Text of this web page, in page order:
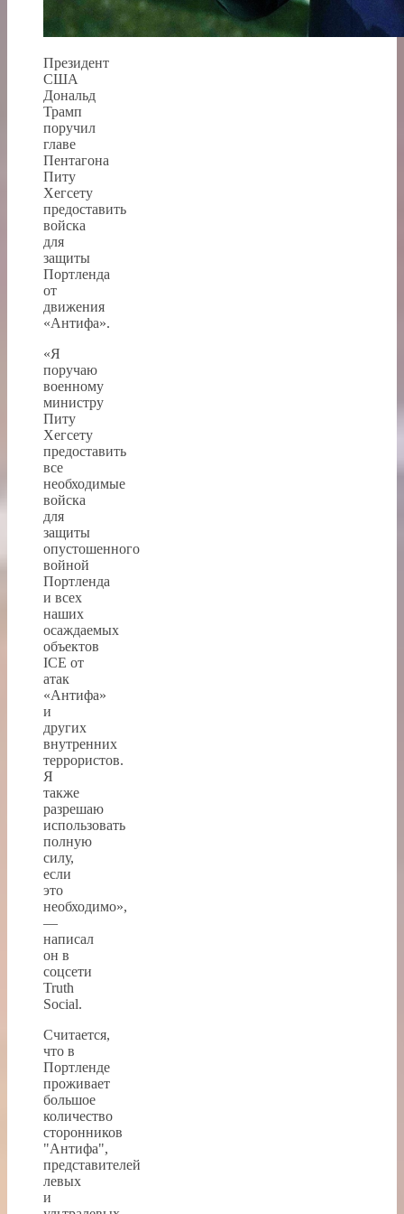
Президент
США
Дональд
Трамп
поручил
главе
Пентагона
Питу
Хегсету
предоставить
войска
для
защиты
Портленда
от
движения
«Антифа».
«Я
поручаю
военному
министру
Питу
Хегсету
предоставить
все
необходимые
войска
для
защиты
опустошенного
войной
Портленда
и всех
наших
осаждаемых
объектов
ICE от
атак
«Антифа»
и
других
внутренних
террористов.
Я
также
разрешаю
использовать
полную
силу,
если
это
необходимо»,
—
написал
он в
соцсети
Truth
Social.
Считается,
что в
Портленде
проживает
большое
количество
сторонников
"Антифа",
представителей
левых
и